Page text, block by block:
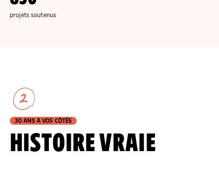
projets soutenus
2
30 ANS À VOS CÔTÉS
HISTOIRE VRAIE